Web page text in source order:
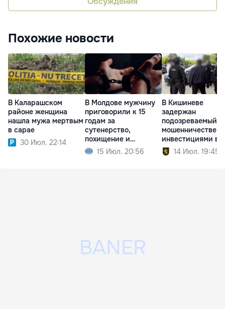
Похожие новости
В Каларашском
районе женщина
нашла мужа мертвым
в сарае
30 Июл. 22:14
В Молдове мужчину
приговорили к 15
годам за
сутенерство,
похищение и
изнасилование
15 Июл. 20:56
В Кишиневе
задержан
подозреваемый в
мошенничестве с
инвестициями в
недвижимость
14 Июл. 19:45